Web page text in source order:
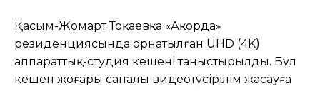
Қасым-Жомарт Тоқаевқа «Ақорда»
резиденциясында орнатылған UHD (4K)
аппараттық-студия кешені таныстырылды. Бұл
кешен жоғары сапалы видеотүсірілім жасауға